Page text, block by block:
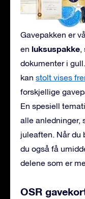
Gavepakken er
en luksuspakke,
dokumenter i
kan stolt vises
forskjellige
En spesiell
alle anledninger,
juleaften. Når du
du også få
delene som er
OSR